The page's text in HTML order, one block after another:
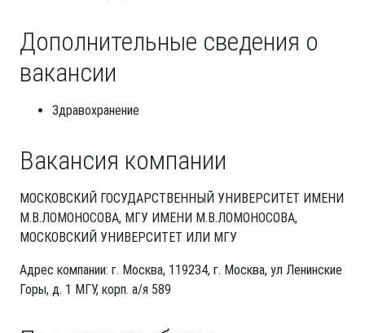
Дополнительные сведения о
вакансии
Здравохранение
Вакансия компании
МОСКОВСКИЙ ГОСУДАРСТВЕННЫЙ УНИВЕРСИТЕТ ИМЕНИ
М.В.ЛОМОНОСОВА, МГУ ИМЕНИ М.В.ЛОМОНОСОВА,
МОСКОВСКИЙ УНИВЕРСИТЕТ ИЛИ МГУ
Адрес компании: г. Москва, 119234, г. Москва, ул Ленинские
Горы, д. 1 МГУ, корп. а/я 589